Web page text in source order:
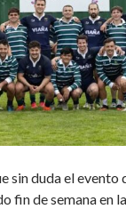
sin duda el
fin de semana en